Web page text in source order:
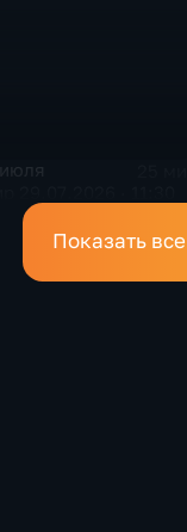
Показать